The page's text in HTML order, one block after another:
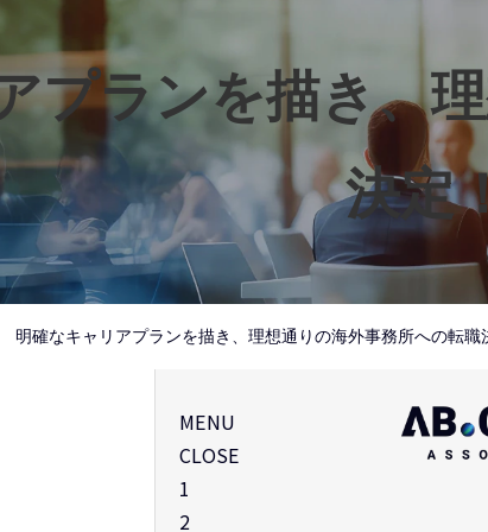
プランを描き、
決定
明確なキャリアプランを描き、理想通りの海外事務所への転職
MENU
CLOSE
1
2